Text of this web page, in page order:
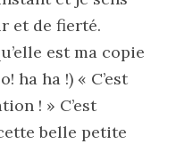
et de fierté.
est ma copie
ha ha !) « C’est
! » C’est
belle petite